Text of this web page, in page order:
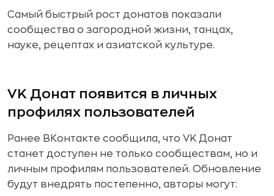
Самый быстрый рост донатов показали
сообщества о загородной жизни, танцах,
науке, рецептах и азиатской культуре.
VK Донат появится в личных
профилях пользователей
Ранее ВКонтакте сообщила, что VK Донат
станет доступен не только сообществам, но и
личным профилям пользователей. Обновление
будут внедрять постепенно, авторы могут: